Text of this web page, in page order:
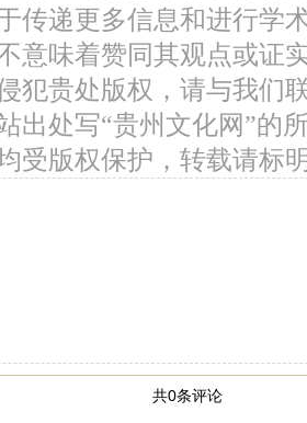
传递更多信息和进行学
意味着赞同其观点或证
犯贵处版权，请与我们
出处写“贵州文化网”的
受版权保护，转载请标
共0条评论